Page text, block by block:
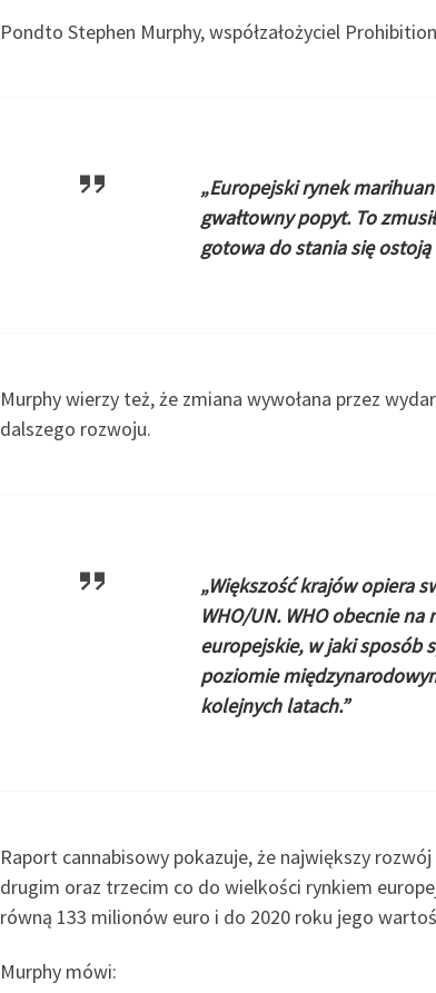
Pondto Stephen Murphy, współzałożyciel
„Europejski rynek
gwałtowny popyt. To
gotowa do stania się
Murphy wierzy też, że zmiana wywołana przez
dalszego rozwoju.
„Większość krajów opiera
WHO/UN. WHO obecnie
europejskie, w jaki sposób
poziomie
kolejnych latach.”
Raport cannabisowy pokazuje, że największy
drugim oraz trzecim co do wielkości rynkiem
równą 133 milionów euro i do 2020 roku jego
Murphy mówi: